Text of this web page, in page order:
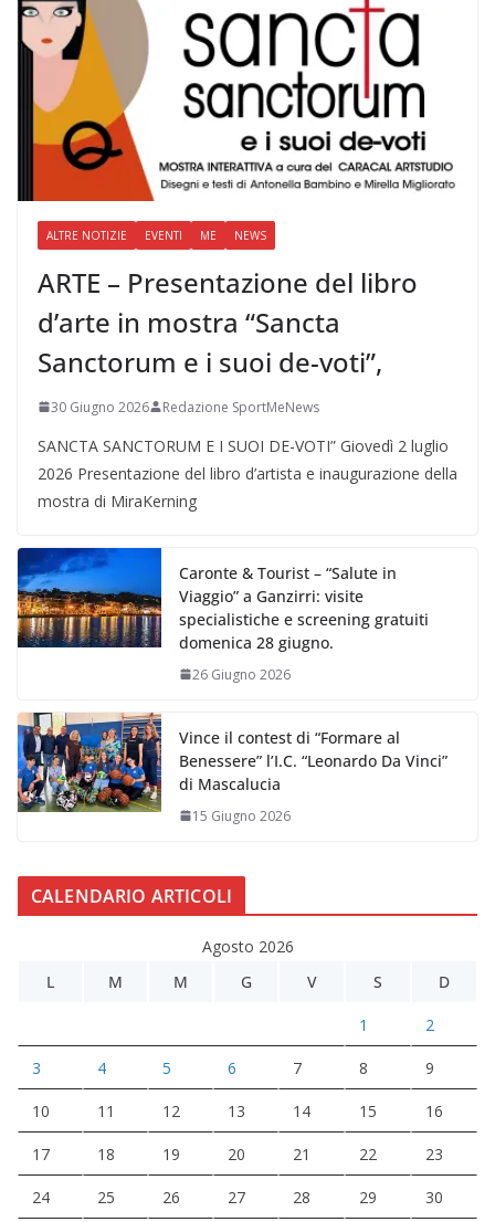
ALTRE NOTIZIE EVENTI ME NEWS
ARTE – Presentazione del libro
d’arte in mostra “Sancta
Sanctorum e i suoi de-voti”,
30 Giugno 2026 Redazione SportMeNews
SANCTA SANCTORUM E I SUOI DE-VOTI” Giovedì 2 luglio
2026 Presentazione del libro d’artista e inaugurazione della
mostra di MiraKerning
Caronte & Tourist – “Salute in
Viaggio” a Ganzirri: visite
specialistiche e screening gratuiti
domenica 28 giugno.
26 Giugno 2026
Vince il contest di “Formare al
Benessere” l’I.C. “Leonardo Da Vinci”
di Mascalucia
15 Giugno 2026
CALENDARIO ARTICOLI
Agosto 2026
L
M M G V S D
1 2
3 4 5 6 7 8 9
10 11 12 13 14 15 16
17 18 19 20 21 22 23
24 25 26 27 28 29 30